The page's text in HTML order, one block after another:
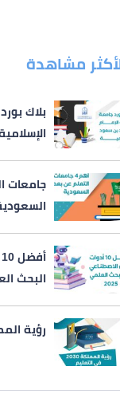
مشاهدة
بلاك
جامعات
البحث
رؤية المملكة